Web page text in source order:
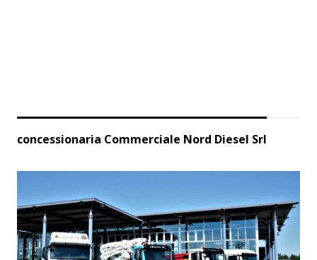
concessionaria Commerciale Nord Diesel Srl